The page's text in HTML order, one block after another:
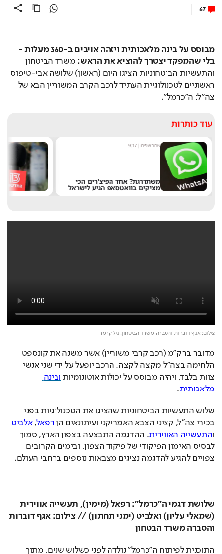
67
מבוסס על בינה מלאכותית ויזהה אויבים ב-360 מעלות -
בלי שהמפקד יצטרך להוציא את הראש:
משרד הביטחון
והתעשיות הביטחוניות הציגו היום (ראשון) שלושה אבי-טיפוס
ראשוניים לטכנולוגיית העתיד לרכב הקרב המשוריין הבא של
צה"ל: ה"כרמל".
עוד כותרות
שחר שפירו|
9:17
משתדרגת? אחד הפיצ'רים הכי
מציקים בוואטסאפ הגיע לישראל
צילום: אגף דוברות והסברה משרד הביטחון, גיל קרמר
מדובר ברק"מ (רכב קרבי משוריין) אשר משנה את קונספט
הלחימה בצה"ל מקצה לקצה. הרכב יופעל על ידי שני אנשי
צוות בלבד, ויהיה מבוסס על יכולות אוטונומיות
ובינה
מלאכותית.
שלוש התעשיות הביטחוניות שהציגו את הטכנולוגיות בפני
בכירי צה"ל, קציני הצבא האמריקני ועיתונאים הן רפאל, אלביט
התעשייה האווירית
. ההדגמה התבצעה בצפון הארץ, סמוך
לבסיס האימון הפיקודי של פיקוד הצפון, ובימים הקרובים
צפויים להגיע להדגמה נציגים מצבאות נוספים ברחבי העולם.
שלושת דגמי ה"כרמל": רפאל (מימין), תעשייה אווירית
(שמאלי עליון) ואלביט (ימני תחתון) // צילום: אגף דוברות
והסברה משרד הבטחון
התוכנית לפיתוח ה"כרמל" נולדה לפני כשלוש שנים, מתוך